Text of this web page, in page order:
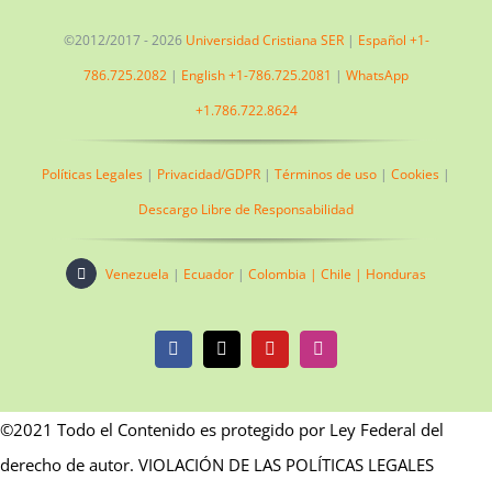
©2012/2017 -2026 Universidad Cristiana SER| Español +1-
786.725.2082 | English +1-786.725.2081 | WhatsApp
+1.786.722.8624
Políticas Legales | Privacidad/GDPR | Términos de uso | Cookies |
Descargo Libre de Responsabilidad
Venezuela | Ecuador |Colombia |Chile | Honduras
Facebook
X YouTubeInstagram
©2021 Todo el Contenido es protegido por Ley Federal del
derecho de autor. VIOLACIÓN DE LAS POLÍTICAS LEGALES